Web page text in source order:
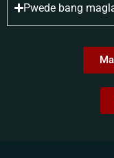
Pwede bang